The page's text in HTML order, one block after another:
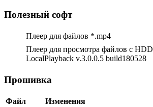
Полезный софт
Плеер для файлов *.mp4
Плеер для просмотра файлов с HDD
LocalPlayback v.3.0.0.5 build180528
Прошивка
Файл Изменения